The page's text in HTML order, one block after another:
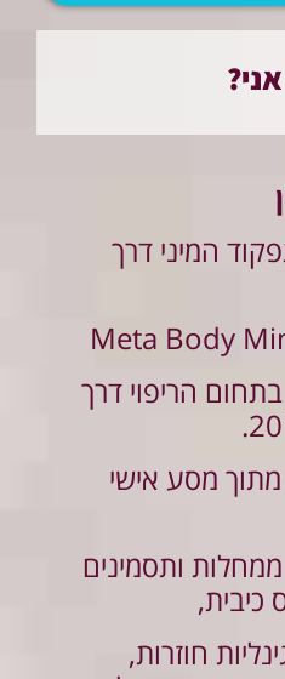
המיני דרך
Meta Body
הריפוי דרך
מסע אישי
ותסמינים
כיבית,
חוזרות,